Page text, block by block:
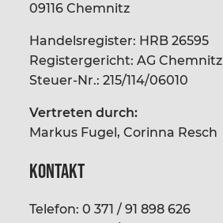
09116 Chemnitz
Handelsregister: HRB 26595
Registergericht: AG Chemnitz
Steuer-Nr.: 215/114/06010
Vertreten durch:
Markus Fugel, Corinna Resch
Kontakt
Telefon: 0 371 / 91 898 626